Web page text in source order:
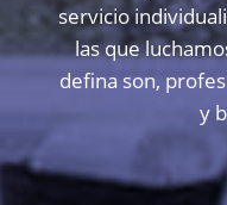
servicio
las que
defina son,
y